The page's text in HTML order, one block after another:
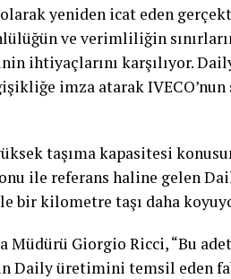
yeniden icat eden
ve verimliliğin
ihtiyaçlarını karşılıyor.
imza atarak
taşıma kapasitesi
ile referans haline gelen
bir kilometre taşı daha
Müdürü Giorgio Ricci, “Bu
Daily üretimini temsil eden